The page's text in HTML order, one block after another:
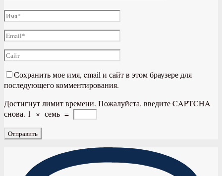
Сохранить мое имя, email и сайт в этом браузере для
последующего комментирования.
Достигнут лимит времени. Пожалуйста, введите CAPTCHA
снова. 1 × семь =